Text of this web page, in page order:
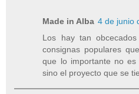
Made in Alba 4 de junio
Los hay tan
consignas populares
que lo importante no
sino el proyecto que se